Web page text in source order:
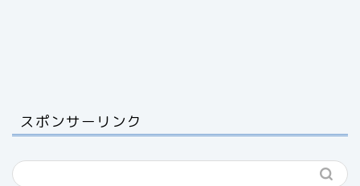
スポンサーリンク